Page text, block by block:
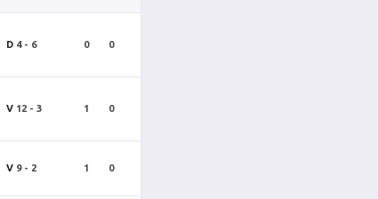
D 4 - 6 0 0
V 12 - 3 1 0
V 9 - 2 1 0